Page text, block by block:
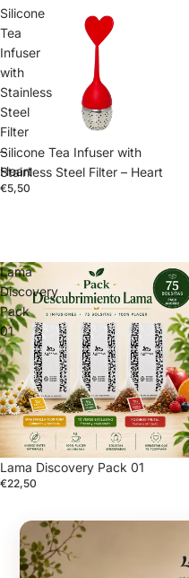
Silicone
Tea
Infuser
with
Stainless
Steel
Filter
–
Heart
Silicone Tea Infuser with
Stainless Steel Filter – Heart
€5,50
Lama
Discovery
Pack
01
Lama Discovery Pack 01
€22,50